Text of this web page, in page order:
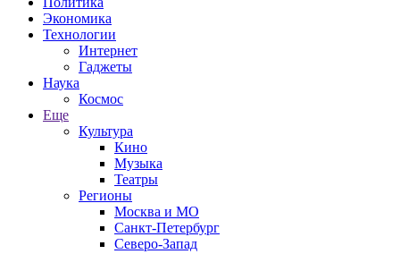
Экономика
Технологии
Интернет
Гаджеты
Наука
Космос
Еще
Культура
Кино
Музыка
Театры
Регионы
Москва и МО
Санкт-Петербург
Северо-Запад